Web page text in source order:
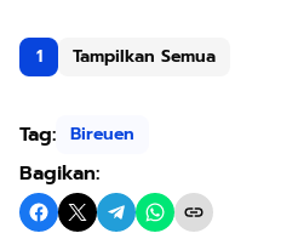
1 Tampilkan Semua
Tag: Bireuen
Bagikan: